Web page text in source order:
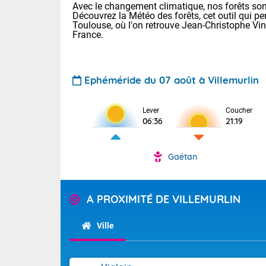
Pour la
Tendance
Avec le changement climatique, nos forêts
Découvrez la Météo des forêts, cet outil qui
Toulouse, où l'on retrouve Jean-Christophe
France.
Ephéméride du 07 août à Villemurlin
Lever
06:36
Coucher
21:19
Gaétan
A PROXIMITÉ DE VILLEMURLIN
Ville
Voici les
31 Lyon :
: 32 Nancy :
32 Lille : 28
Demain :
Très
sur les